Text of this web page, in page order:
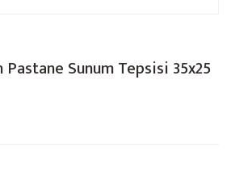
Pastane Sunum Tepsisi 35x25